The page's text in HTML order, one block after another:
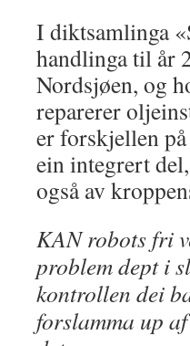
I diktsamlinga
handlinga til år
Nordsjøen, og
reparerer
er forskjellen
ein integrert
også av
KAN robots fri
problem dept i
kontrollen dei
forslamma up